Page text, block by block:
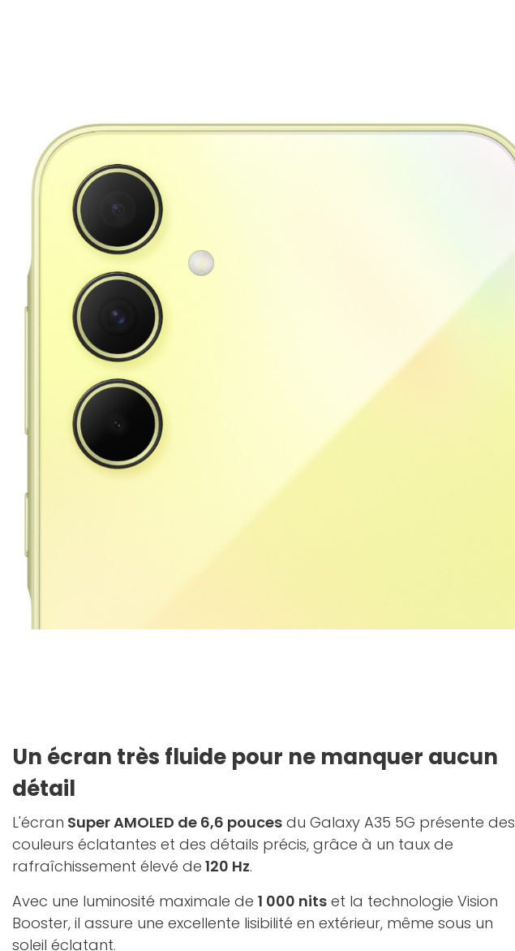
Un écran très fluide pour ne manquer aucun
détail
L'écran Super AMOLED de 6,6 pouces du Galaxy A35 5G présente des
couleurs éclatantes et des détails précis, grâce à un taux de
rafraîchissement élevé de 120 Hz.
Avec une luminosité maximale de 1 000 nits et la technologie Vision
Booster, il assure une excellente lisibilité en extérieur, même sous un
soleil éclatant.